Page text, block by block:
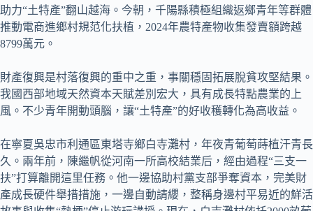
助力“土特產”翻山越海。今朝，千陽縣積極組織返鄉青年等群體
推動電商進鄉村規范化扶植，2024年農特產物收集發賣額跨越
8799萬元。
財產復興是村落復興的重中之重，事關穩固拓展脫貧攻堅結果。
我國西部地域天然資本天賦差別宏大，具有成長特點農業的上
風。不少青年開動頭腦，讓“土特產”的好收穫轉化為高收益。
在寧夏吳忠市利通區東塔寺鄉白寺灘村，年夜青葡萄蒔植汗青長
久。兩年前，陳繼帆從河南一所高校結業后，經由過程“三支一
扶”打算離開這里任務。他一邊協助村黨支部爭奪資本，完美財
產成長硬件舉措措施，一邊自動請纓，整稱身邊村平易近的鮮活